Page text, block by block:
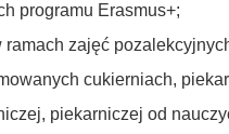
programu Erasmus+;
zajęć
cukierniach,
piekarniczej od